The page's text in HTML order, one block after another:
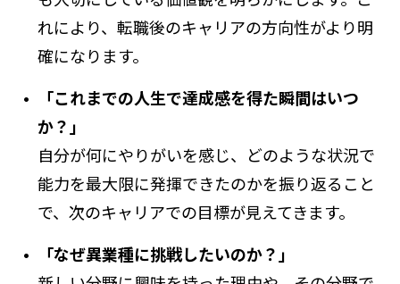
れにより、転職後のキャリアの方向性がより明
確になります。
「これまでの人生で達成感を得た瞬間はいつ
か？」
自分が何にやりがいを感じ、どのような状況で
能力を最大限に発揮できたのかを振り返ること
で、次のキャリアでの目標が見えてきます。
「なぜ異業種に挑戦したいのか？」